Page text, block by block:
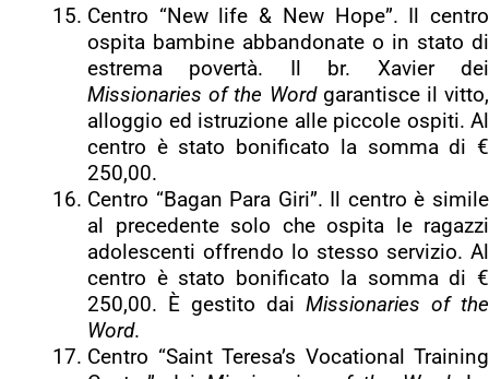
Centro “New life & New Hope”. Il centro
ospita bambine abbandonate o in stato di
estrema povertà. Il br. Xavier dei
Missionaries of the Wordgarantisce il vitto,
alloggio ed istruzione alle piccole ospiti. Al
centro è stato bonificato la somma di €
250,00.
Centro “Bagan Para Giri”. Il centro è simile
al precedente solo che ospita le ragazzi
adolescenti offrendo lo stesso servizio. Al
centro è stato bonificato la somma di €
250,00. È gestito dai Missionaries of the
Word.
Centro “Saint Teresa’s Vocational Training